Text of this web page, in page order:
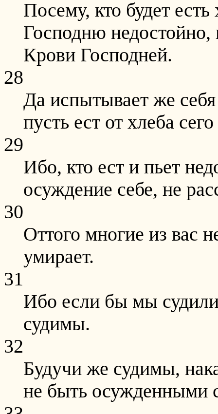
Посему, кто будет
Господню недостойно,
Крови Господней.
28
Да испытывает же
пусть ест от хлеба
29
Ибо, кто ест и пьет
осуждение себе, не
30
Оттого многие из вас
умирает.
31
Ибо если бы мы
судимы.
32
Будучи же судимы,
не быть осужденными